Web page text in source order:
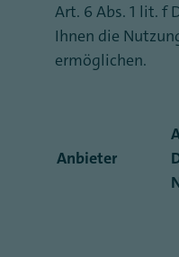
Art. 6 Abs. 1 lit. f
Ihnen die
ermöglichen.
Anbieter